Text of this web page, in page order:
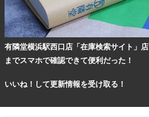
有隣堂横浜駅西口店「在庫検索サイト」
までスマホで確認できて便利だった！
いいね！して更新情報を受け取る！